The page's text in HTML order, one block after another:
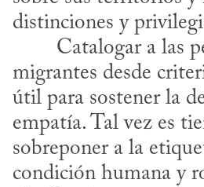
distinciones y
migrantes desde
útil para sostener la
empatía. Tal vez es
sobreponer a la
condición humana y